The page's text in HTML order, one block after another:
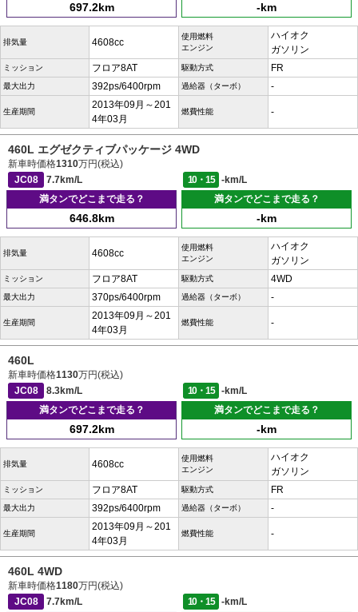
697.2km -km
排気量 4608cc
使用燃料
エンジン
ハイオク
ガソリン
ミッション フロア8AT 駆動方式 FR
最大出力 392ps/6400rpm 過給器（ターボ） -
生産期間
2013年09月～201
4年03月
燃費性能 -
460L エグゼクティブパッケージ 4WD
新車時価格1310万円(税込)
JC08
7.7km/L 10・15
-km/L
満タンでどこまで走る？
646.8km
満タンでどこまで走る？
-km
排気量 4608cc
使用燃料
エンジン
ハイオク
ガソリン
ミッション フロア8AT 駆動方式 4WD
最大出力 370ps/6400rpm 過給器（ターボ） -
生産期間
2013年09月～201
4年03月
燃費性能 -
460L
新車時価格1130万円(税込)
JC08
8.3km/L 10・15
-km/L
満タンでどこまで走る？
697.2km
満タンでどこまで走る？
-km
排気量 4608cc
使用燃料
エンジン
ハイオク
ガソリン
ミッション フロア8AT 駆動方式 FR
最大出力 392ps/6400rpm 過給器（ターボ） -
生産期間
2013年09月～201
4年03月
燃費性能 -
460L 4WD
新車時価格1180万円(税込)
JC08
7.7km/L 10・15
-km/L